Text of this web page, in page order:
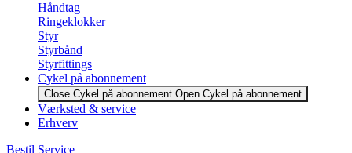
Håndtag
Ringeklokker
Styr
Styrbånd
Styrfittings
Cykel på abonnement
Close Cykel på abonnement Open Cykel på abonnement
Værksted & service
Erhverv
Bestil Service